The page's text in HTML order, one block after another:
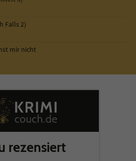
Falls 2)
mir nicht
rezensiert